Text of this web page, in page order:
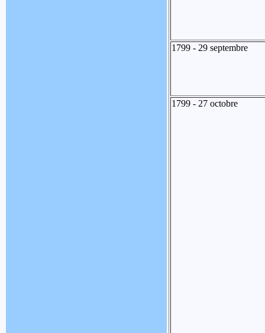
1799 - 29 septembre
1799 - 27 octobre